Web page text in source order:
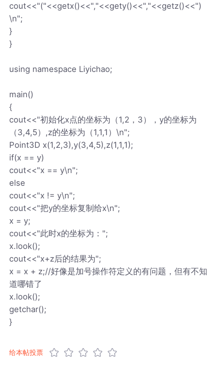
cout<<"("<<getx()<<","<<gety()<<","<<getz()<<")
\n";
}
}
using namespace Liyichao;
main()
{
cout<<"初始化x点的坐标为（1,2，3），y的坐标为
（3,4,5）,z的坐标为（1,1,1）\n";
Point3D x(1,2,3),y(3,4,5),z(1,1,1);
if(x == y)
cout<<"x == y\n";
else
cout<<"x != y\n";
cout<<"把y的坐标复制给x\n";
x = y;
cout<<"此时x的坐标为：";
x.look();
cout<<"x+z后的结果为";
x = x + z;//好像是加号操作符定义的有问题，但有不知
道哪错了
x.look();
getchar();
}
给本帖投票